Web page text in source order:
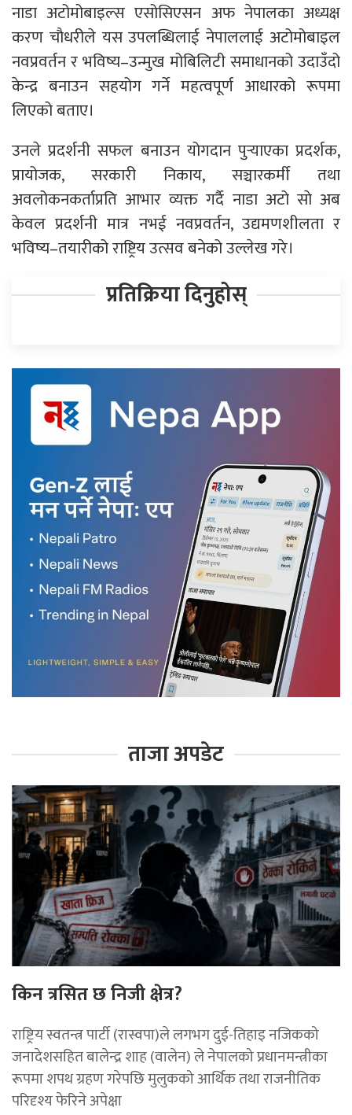
नाडा अटोमोबाइल्स एसोसिएसन अफ नेपालका अध्यक्ष
करण चाैधरीले यस उपलब्धिलाई नेपाललाई अटोमोबाइल
नवप्रवर्तन र भविष्य–उन्मुख मोबिलिटी समाधानको उदाउँदो
केन्द्र बनाउन सहयोग गर्ने महत्वपूर्ण आधारको रूपमा
लिएको बताए।
उनले प्रदर्शनी सफल बनाउन योगदान पुर्‍याएका प्रदर्शक,
प्रायोजक, सरकारी निकाय, सञ्चारकर्मी तथा
अवलोकनकर्ताप्रति आभार व्यक्त गर्दै नाडा अटो साे अब
केवल प्रदर्शनी मात्र नभई नवप्रवर्तन, उद्यमणशीलता र
भविष्य–तयारीको राष्ट्रिय उत्सव बनेको उल्लेख गरे।
प्रतिक्रिया दिनुहोस्
ताजा अपडेट
किन त्रसित छ निजी क्षेत्र?
राष्ट्रिय स्वतन्त्र पार्टी (रास्वपा)ले लगभग दुई-तिहाइ नजिकको
जनादेशसहित बालेन्द्र शाह (वालेन) ले नेपालको प्रधानमन्त्रीका
रूपमा शपथ ग्रहण गरेपछि मुलुकको आर्थिक तथा राजनीतिक
परिदृश्य फेरिने अपेक्षा